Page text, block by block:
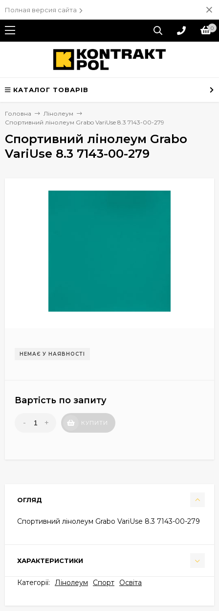
Полная версия сайта
0
КАТАЛОГ ТОВАРІВ
Головна
Лінолеум
Спортивний лінолеум Grabo VariUse 8.3 7143-00-279
Спортивний лінолеум Grabo
VariUse 8.3 7143-00-279
НЕМАЄ У НАЯВНОСТІ
Вартість по запиту
- + КУПИТИ
ОГЛЯД
Спортивний лінолеум Grabo VariUse 8.3 7143-00-279
ХАРАКТЕРИСТИКИ
Категорії: Лінолеум Спорт Освіта